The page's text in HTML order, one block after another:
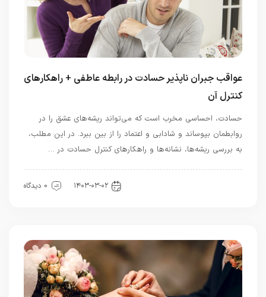
عواقب جبران ناپذیر حسادت در رابطه عاطفی + راهکارهای
کنترل آن
حسادت، احساسی مخرب است که می‌تواند ریشه‌های عشق را در
روابطمان بپوساند و شادابی و اعتماد را از بین ببرد. در این مطلب،
به بررسی ریشه‌ها، نشانه‌ها و راهکارهای کنترل حسادت در …
۱۴۰۳-۰۳-۰۲ 0 دیدگاه